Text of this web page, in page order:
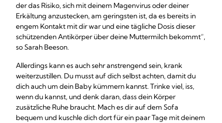
der das Risiko, sich mit deinem Magenvirus oder deiner
Erkältung anzustecken, am geringsten ist, da es bereits in
engem Kontakt mit dir war und eine tägliche Dosis dieser
schützenden Antikörper über deine Muttermilch bekommt“,
so Sarah Beeson.
Allerdings kann es auch sehr anstrengend sein, krank
weiterzustillen. Du musst auf dich selbst achten, damit du
dich auch um dein Baby kümmern kannst. Trinke viel, iss,
wenn du kannst, und denk daran, dass dein Körper
zusätzliche Ruhe braucht. Mach es dir auf dem Sofa
bequem und kuschle dich dort für ein paar Tage mit deinem